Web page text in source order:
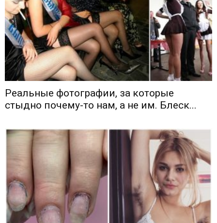
Реальные фотографии, за которые
стыдно почему-то нам, а не им. Блеск...